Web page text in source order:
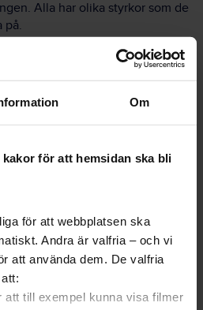
Om
för att hemsidan ska bli
för att webbplatsen ska
Andra är valfria – och vi
att använda dem. De valfria
att till exempel kunna visa filmer
Alla har olika styrkor som de
på.
är något som är ständigt
de kommer jobba vidare med
hotfulla situationer
person.
konkreti din
prata av sig